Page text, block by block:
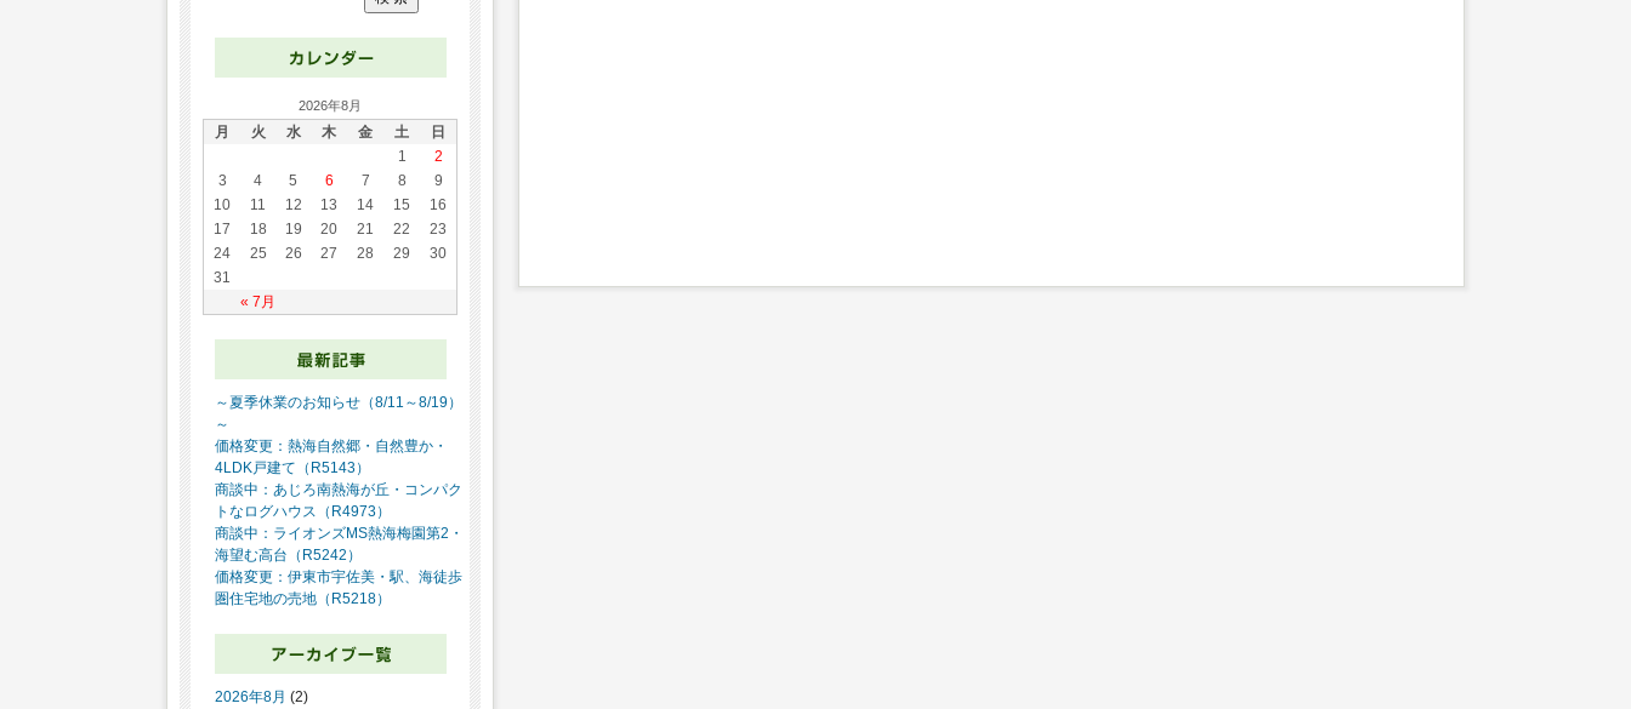
2026年8月
月 火 水 木 金 土 日
« 7月
1
2
3
4 5 6 7 8
9
10
11 12 13 14 15
16
17
18 19 20 21 22
23
24
25 26 27 28 29
30
31
～夏季休業のお知らせ（8/11～8/19）
～
価格変更：熱海自然郷・自然豊か・
4LDK戸建て（R5143）
商談中：あじろ南熱海が丘・コンパク
トなログハウス（R4973）
商談中：ライオンズMS熱海梅園第2・
海望む高台（R5242）
価格変更：伊東市宇佐美・駅、海徒歩
圏住宅地の売地（R5218）
2026年8月 (2)